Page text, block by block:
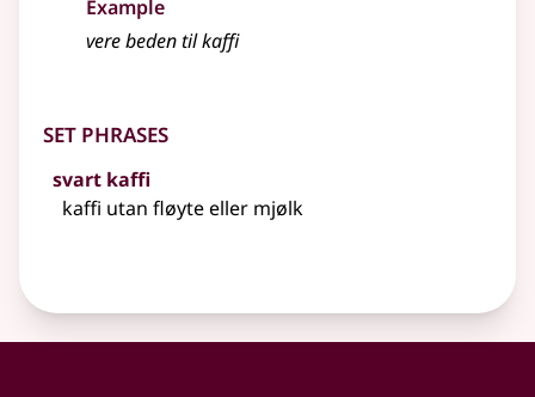
Example
vere beden til kaffi
Set phrases
svart kaffi
kaffi utan fløyte eller mjølk